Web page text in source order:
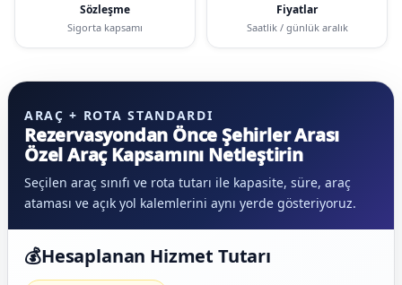
Sözleşme
Sigorta kapsamı
Fiyatlar
Saatlik / günlük aralık
ARAÇ + ROTA STANDARDI
Rezervasyondan Önce Şehirler Arası
Özel Araç Kapsamını Netleştirin
Seçilen araç sınıfı ve rota tutarı ile kapasite, süre, araç
ataması ve açık yol kalemlerini aynı yerde gösteriyoruz.
💰Hesaplanan Hizmet Tutarı